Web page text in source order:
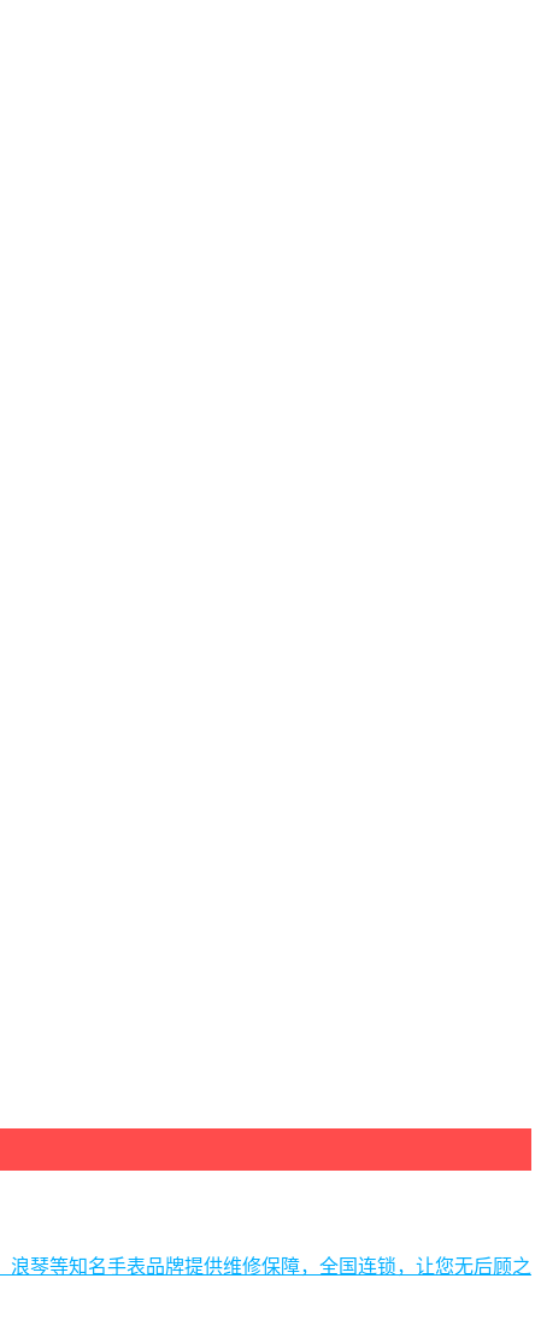
琴等知名手表品牌提供维修保障，全国连锁，让您无后顾之